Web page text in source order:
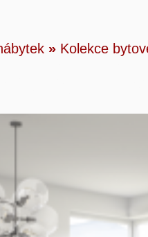
» Kolekce
» Bytový